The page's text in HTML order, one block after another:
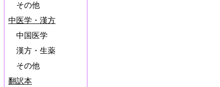
その他
中医学・漢方
中国医学
漢方・生薬
その他
翻訳本